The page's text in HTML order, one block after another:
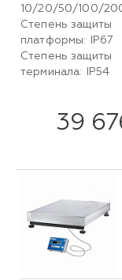
10/20/50/100/
Степень защиты
платформы: IP67
Степень защиты
терминала: IP54
39